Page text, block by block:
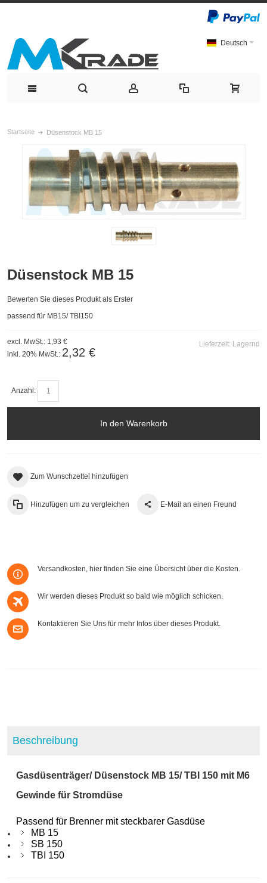
Deutsch
Startseite Düsenstock MB 15
Düsenstock MB 15
Bewerten Sie dieses Produkt als Erster
passend für MB15/ TBI150
Lieferzeit: Lagernd
excl. MwSt.: 1,93 €
inkl. 20% MwSt.: 2,32 €
Anzahl:
In den Warenkorb
Zum Wunschzettel hinzufügen
Hinzufügen um zu vergleichen E-Mail an einen Freund
Versandkosten, hier finden Sie eine Übersicht über die Kosten.
Wir werden dieses Produkt so bald wie möglich schicken.
Kontaktieren Sie Uns für mehr Infos über dieses Produkt.
Beschreibung
Gasdüsenträger/ Düsenstock MB 15/ TBI 150 mit M6
Gewinde für Stromdüse
Passend für Brenner mit steckbarer Gasdüse
MB 15
SB 150
TBI 150